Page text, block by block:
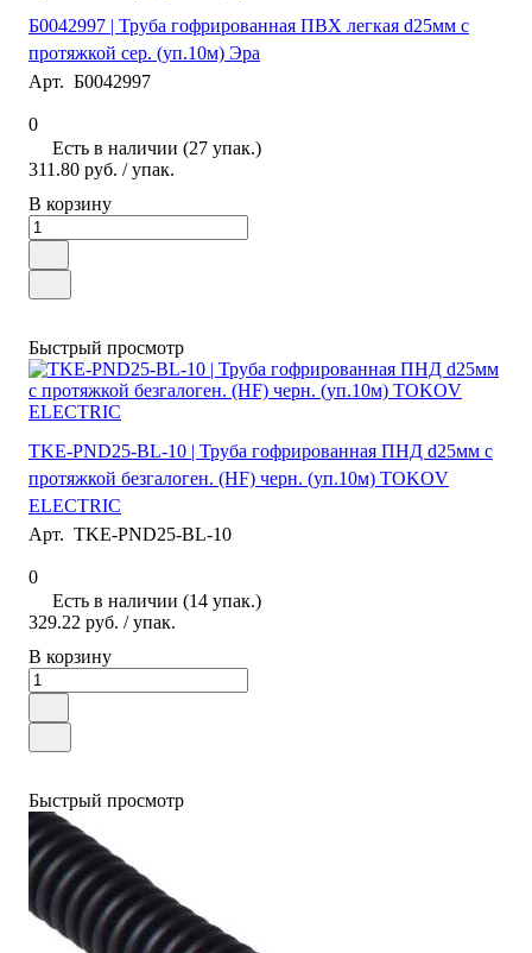
Б0042997 | Труба гофрированная ПВХ легкая d25мм с
протяжкой сер. (уп.10м) Эра
Арт. Б0042997
0
Есть в наличии (27 упак.)
311.80 руб. / упак.
В корзину
Быстрый просмотр
TKE-PND25-BL-10 | Труба гофрированная ПНД d25мм с
протяжкой безгалоген. (HF) черн. (уп.10м) TOKOV
ELECTRIC
Арт. TKE-PND25-BL-10
0
Есть в наличии (14 упак.)
329.22 руб. / упак.
В корзину
Быстрый просмотр